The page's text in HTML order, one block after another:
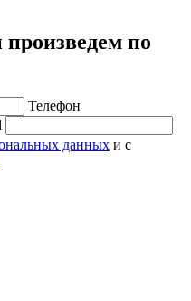
по
Телефон
данных и с